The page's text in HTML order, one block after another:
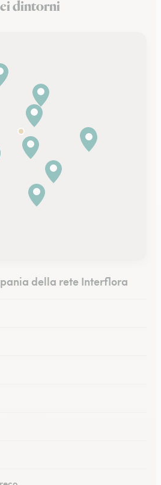
dintorni
della rete Interflora